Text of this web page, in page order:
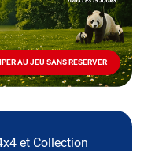
AU JEU SANS RESERVER
PARTICIPER
AU
JEU
RESERVER
et Collection